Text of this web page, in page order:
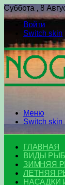
Суббота , 8
Войти
Switch skin
Меню
Switch skin
ГЛАВНАЯ
ВИДЫ РЫБ
ЗИМНЯЯ
ЛЕТНЯЯ
НАСАДКИ